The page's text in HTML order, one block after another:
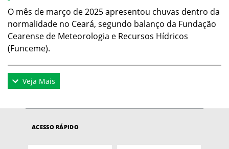
O mês de março de 2025 apresentou chuvas dentro da
normalidade no Ceará, segundo balanço da Fundação
Cearense de Meteorologia e Recursos Hídricos
(Funceme).
Veja Mais
ACESSO RÁPIDO